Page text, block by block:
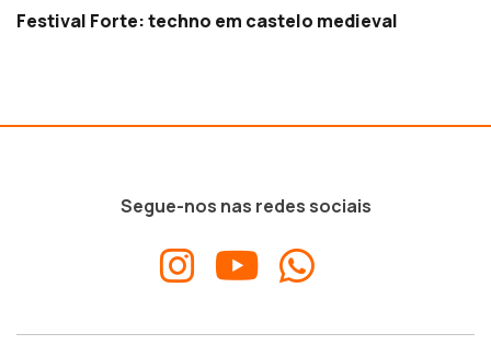
Festival Forte: techno em castelo medieval
Segue-nos nas redes sociais